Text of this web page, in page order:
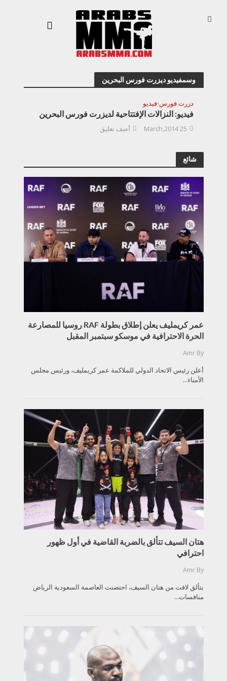
وسمفيديو ديزرت فورس البحرين
دزرت فورس•فيديو
فيديو: النزالات الإفتتاحية لديزرت فورس البحرين
25 March,2014 أضف تعليق
شائع
عمر كريمليف يعلن إطلاق بطولة RAF روسيا للمصارعة
الحرة الاحترافية في موسكو سبتمبر المقبل
By
Amr
أعلن رئيس الاتحاد الدولي للملاكمة عمر كريمليف، ورئيس مجلس
الأمناء...
هتان السيف تتألق بالضربة القاضية في أول ظهور
احترافي
By
Amr
بتألق لافت من هتان السيف، احتضنت العاصمة السعودية الرياض
منافسات...